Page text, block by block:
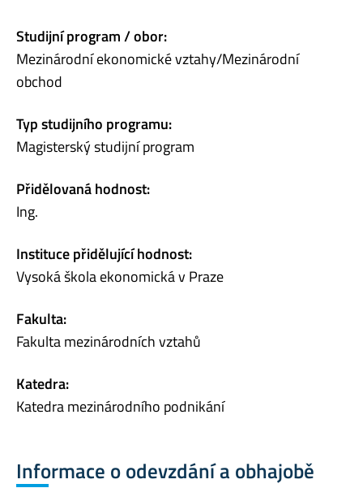
Studijní program / obor:
Mezinárodní ekonomické vztahy/Mezinárodní
obchod
Typ studijního programu:
Magisterský studijní program
Přidělovaná hodnost:
Ing.
Instituce přidělující hodnost:
Vysoká škola ekonomická v Praze
Fakulta:
Fakulta mezinárodních vztahů
Katedra:
Katedra mezinárodního podnikání
Informace o odevzdání a obhajobě